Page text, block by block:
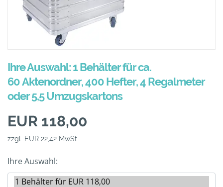
Ihre Auswahl: 1 Behälter für ca.
60 Aktenordner, 400 Hefter, 4 Regalmeter
oder 5,5 Umzugskartons
EUR 118,00
zzgl. EUR 22,42 MwSt.
Ihre Auswahl: